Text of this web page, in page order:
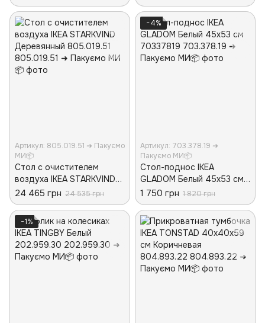
Артикул: 805.019.51 ➜ Пакуємо
МИ📦
Стол с очистителем
воздуха IKEA STARKVIND
Деревянный 805.019.51
24 465 грн 24 535 грн
−4%
Артикул: 703.378.19 ➜
Пакуємо МИ📦
Стол-поднос IKEA
GLADOM Белый 45x53 см
70337819
1 750 грн 1 820 грн
−1%